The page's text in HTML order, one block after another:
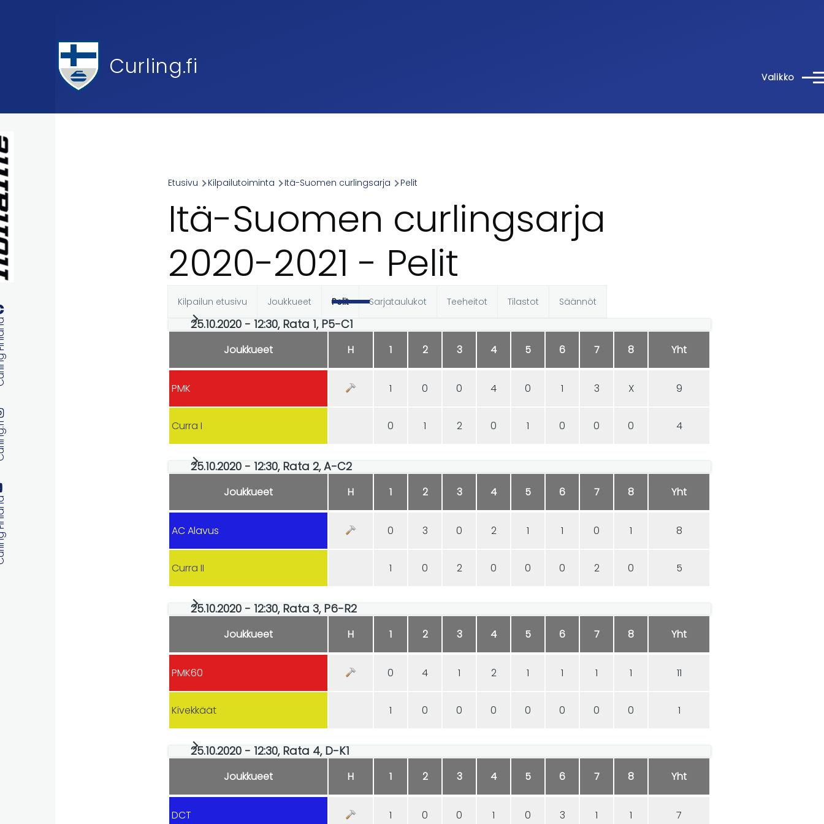
Curling.fi Valikko
Breadcrumb
Etusivu Kilpailutoiminta Itä-Suomen curlingsarja Pelit
Itä-Suomen curlingsarja
2020-2021 - Pelit
Ensisijaiset
välilehdet
Kilpailun etusivu Joukkueet Pelit Sarjataulukot Teeheitot Tilastot Säännöt
25.10.2020 - 12:30, Rata 1, P5-C1
Joukkueet H 1 2 3 4 5 6 7 8 Yht
PMK 1 0 0 4 0 1 3 X 9
Curra I 0 1 2 0 1 0 0 0 4
25.10.2020 - 12:30, Rata 2, A-C2
Joukkueet H 1 2 3 4 5 6 7 8 Yht
AC Alavus 0 3 0 2 1 1 0 1 8
Curra II 1 0 2 0 0 0 2 0 5
25.10.2020 - 12:30, Rata 3, P6-R2
Joukkueet H 1 2 3 4 5 6 7 8 Yht
PMK60 0 4 1 2 1 1 1 1 11
Kivekkäät 1 0 0 0 0 0 0 0 1
25.10.2020 - 12:30, Rata 4, D-K1
Joukkueet H 1 2 3 4 5 6 7 8 Yht
DCT 1 0 0 1 0 3 1 1 7